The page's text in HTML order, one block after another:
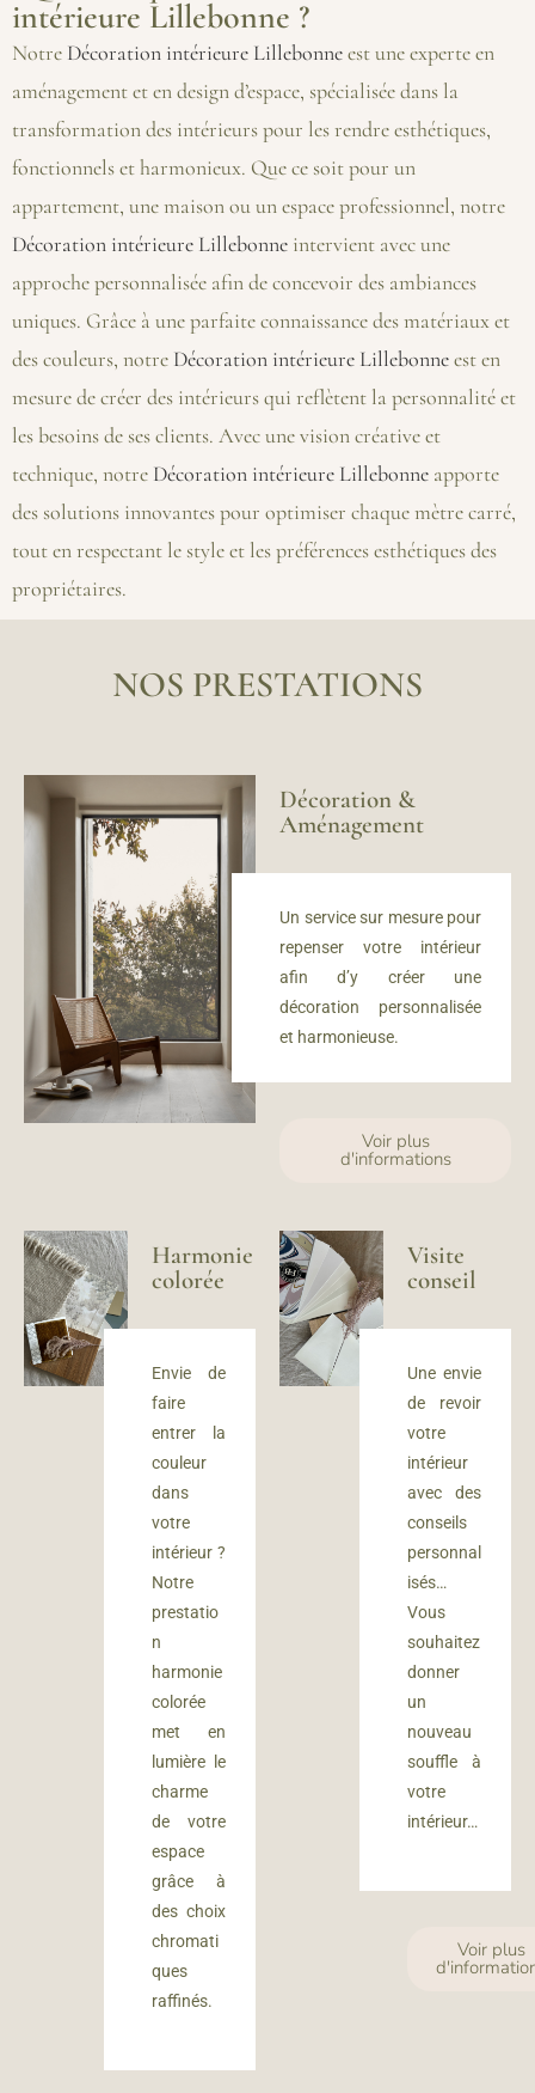
intérieure Lillebonne ?
Notre Décoration intérieure Lillebonneest une experte en
aménagement et en design d’espace, spécialisée dans la
transformation des intérieurs pour les rendre esthétiques,
fonctionnels et harmonieux. Que ce soit pour un
appartement, une maison ou un espace professionnel, notre
Décoration intérieure Lillebonne intervient avec une
approche personnalisée afin de concevoir des ambiances
uniques. Grâce à une parfaite connaissance des matériaux et
des couleurs, notre Décoration intérieure Lillebonneest en
mesure de créer des intérieurs qui reflètent la personnalité et
les besoins de ses clients. Avec une vision créative et
technique, notre Décoration intérieure Lillebonne apporte
des solutions innovantes pour optimiser chaque mètre carré,
tout en respectant le style et les préférences esthétiques des
propriétaires.
NOS PRESTATIONS
Décoration &
Aménagement
Un service sur mesure pour
repenser votre intérieur
afin d’y créer une
décoration personnalisée
et harmonieuse.
Voir plus
d'informations
Harmonie
colorée
Envie de
faire
entrer la
couleur
dans
votre
intérieur ?
Notre
prestatio
n
harmonie
colorée
met en
lumière le
charme
de votre
espace
grâce à
des choix
chromati
ques
raffinés.
Visite
conseil
Une envie
de revoir
votre
intérieur
avec des
conseils
personnal
isés…
Vous
souhaitez
donner
un
nouveau
souffle à
votre
intérieur…
Voir plus